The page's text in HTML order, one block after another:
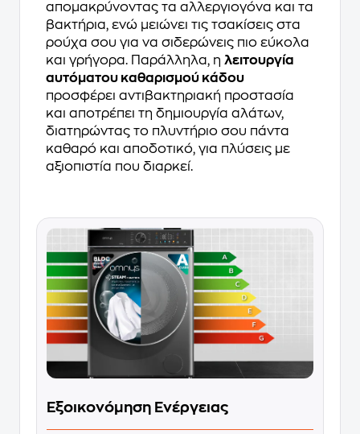
απομακρύνοντας τα αλλεργιογόνα και τα
βακτήρια, ενώ μειώνει τις τσακίσεις στα
ρούχα σου για να σιδερώνεις πιο εύκολα
και γρήγορα. Παράλληλα, η λειτουργία
αυτόματου καθαρισμού κάδου
προσφέρει αντιβακτηριακή προστασία
και αποτρέπει τη δημιουργία αλάτων,
διατηρώντας το πλυντήριο σου πάντα
καθαρό και αποδοτικό, για πλύσεις με
αξιοπιστία που διαρκεί.
Εξοικονόμηση Ενέργειας